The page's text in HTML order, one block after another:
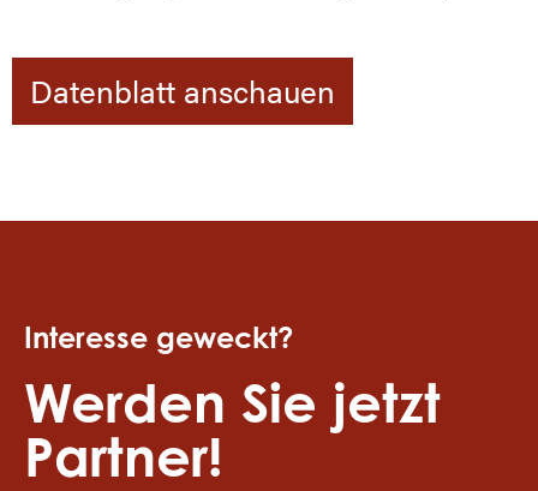
Datenblatt anschauen
Interesse geweckt?
Werden Sie jetzt
Partner!